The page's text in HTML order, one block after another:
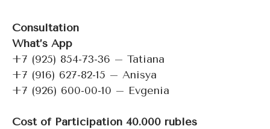
Consultation
What’s App
+7 (925) 854-73-36 – Tatiana
+7 (916) 627-82-15 – Anisya
+7 (926) 600-00-10 – Evgenia
Cost of Participation 40.000 rubles